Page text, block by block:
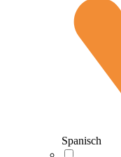
Spanisch